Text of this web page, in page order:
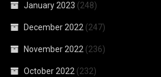
January 2023 (248)
December 2022 (247)
November 2022 (236)
October 2022 (232)